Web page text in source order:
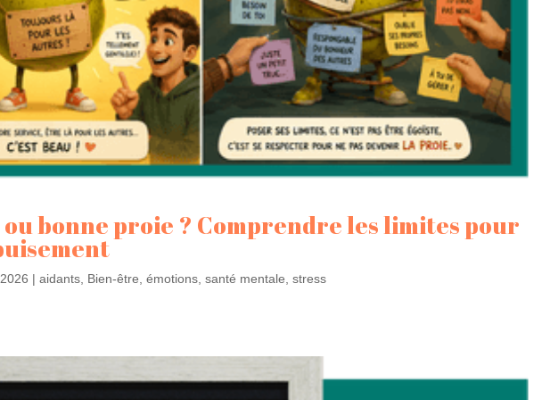
bonne proie ? Comprendre les limites pour
|aidants Bien-être ,émotions ,santé mentale ,stress